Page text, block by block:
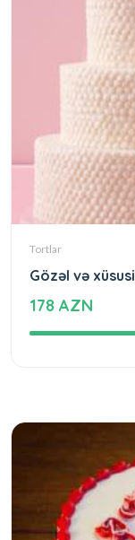
Tortlar
Gözəl və xüsusi
178 AZN